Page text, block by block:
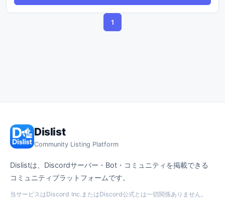
1
Dislist
Community Listing Platform
Dislistは、Discordサーバー・Bot・コミュニティを掲載できる
コミュニティプラットフォームです。
当サービスはDiscord Inc.またはDiscord公式とは一切関係ありません。